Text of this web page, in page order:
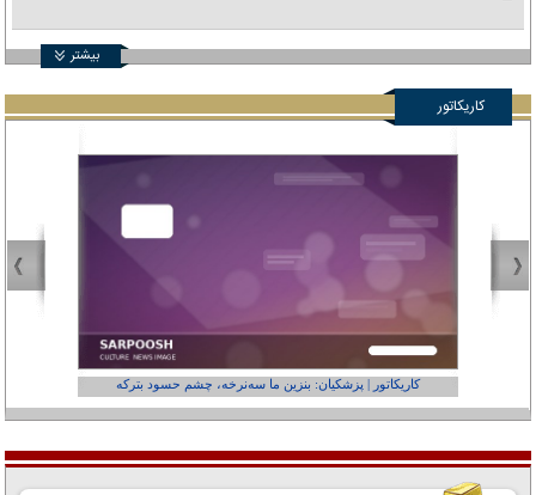
بیشتر
کاریکاتور
کاریکاتور | پزشکیان: بنزین ما سه‌نرخه، چشم حسود بترکه